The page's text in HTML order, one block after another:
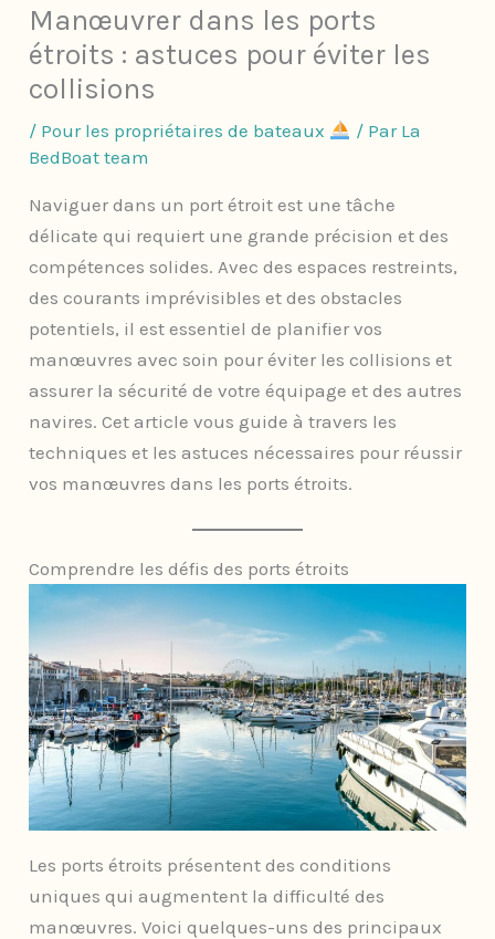
Manœuvrer dans les ports
étroits : astuces pour éviter les
collisions
/ Pour les propriétaires de bateaux / Par La
BedBoat team
Naviguer dans un port étroit est une tâche
délicate qui requiert une grande précision et des
compétences solides. Avec des espaces restreints,
des courants imprévisibles et des obstacles
potentiels, il est essentiel de planifier vos
manœuvres avec soin pour éviter les collisions et
assurer la sécurité de votre équipage et des autres
navires. Cet article vous guide à travers les
techniques et les astuces nécessaires pour réussir
vos manœuvres dans les ports étroits.
Comprendre les défis des ports étroits
Les ports étroits présentent des conditions
uniques qui augmentent la difficulté des
manœuvres. Voici quelques-uns des principaux